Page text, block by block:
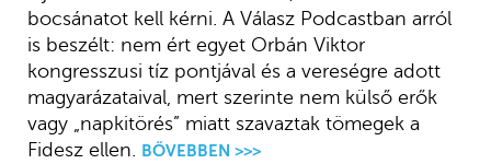
bocsánatot kell kérni. A Válasz Podcastban arról
is beszélt: nem ért egyet Orbán Viktor
kongresszusi tíz pontjával és a vereségre adott
magyarázataival, mert szerinte nem külső erők
vagy „napkitörés” miatt szavaztak tömegek a
Fidesz ellen.
BŐVEBBEN >>>